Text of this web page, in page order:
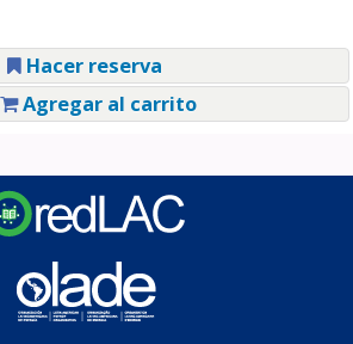
Hacer reserva
Agregar al carrito